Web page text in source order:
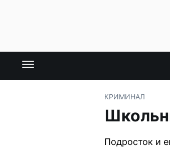
КРИМИНАЛ
Подросток и